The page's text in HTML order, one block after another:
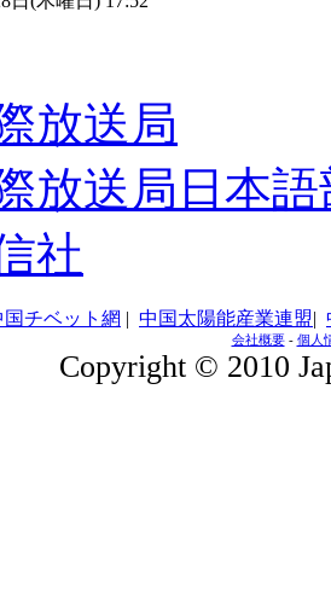
放送局
放送局日本語
社
国チベット網 | 中国太陽能産業連盟|
会社概要- 個人
Copyright © 2010